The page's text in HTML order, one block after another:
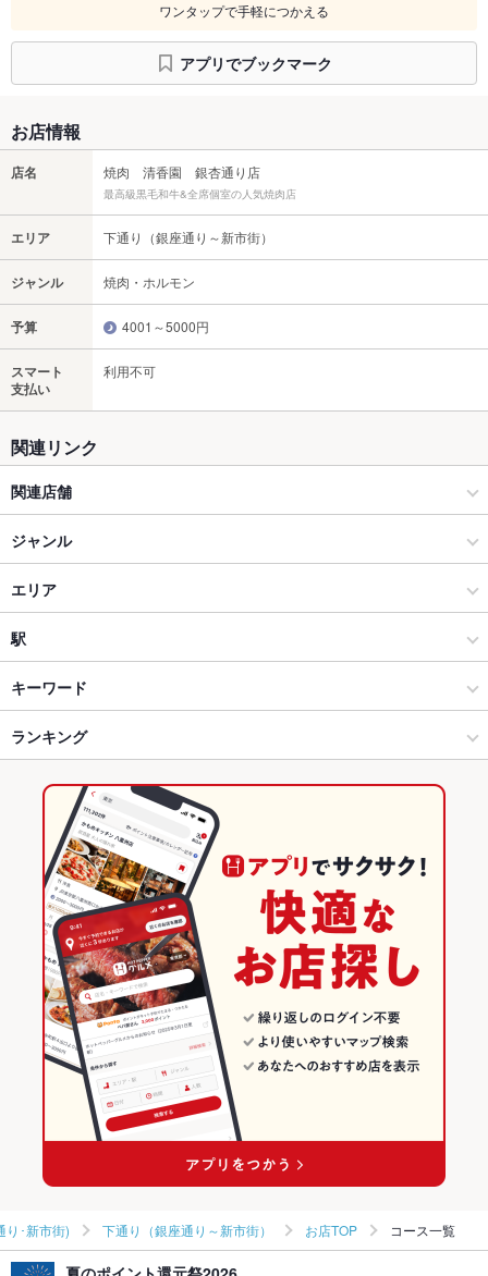
ワンタップで手軽につかえる
アプリでブックマーク
お店情報
店名 焼肉 清香園 銀杏通り店
最高級黒毛和牛&全席個室の人気焼肉店
エリア 下通り（銀座通り～新市街）
ジャンル 焼肉・ホルモン
予算 4001～5000円
スマート
支払い
利用不可
関連リンク
関連店舗
清香園
ジャンル
焼肉・ホルモン
焼肉
熊本市(上通り･下通り･新市街) × 焼肉・ホルモン
熊本市(上通り･下通り･新市街) × 焼肉
辛島町駅 × 焼肉・ホルモン
辛島町駅 × 焼肉
韓国料理
韓国料理全般
熊本市(上通り･下通り･新市街) × 韓国料理
熊本市(上通り･下通り･新市街) × 韓国料理全般
辛島町駅 × 韓国料理
辛島町駅 × 韓国料理全般
エリア
下通り（銀座通り～新市街）
下通り（銀座通り～新市街） × 焼肉・ホルモン
下通り（銀座通り～新市街） × 焼肉
下通り（銀座通り～新市街） × 韓国料理
下通り（銀座通り～新市街） × 韓国料理全般
熊本 × 焼肉・ホルモン
熊本 × 焼肉
熊本 × 韓国料理
熊本 × 韓国料理全般
駅
辛島町駅
熊本城・市役所前駅
花畑町駅
キーワード
手羽先 馬刺し
ランキング
熊本のグルメランキング
熊本の焼肉・ホルモンランキング
熊本市(上通り･下通り･新市街)のグルメランキング
熊本市(上通り･下通り･新市街)の焼肉・ホルモンランキング
下通り（銀座通り～新市街）のグルメランキング
下通り（銀座通り～新市街）の焼肉・ホルモンランキング
り･新市街) 下通り（銀座通り～新市街） お店TOP コース一覧